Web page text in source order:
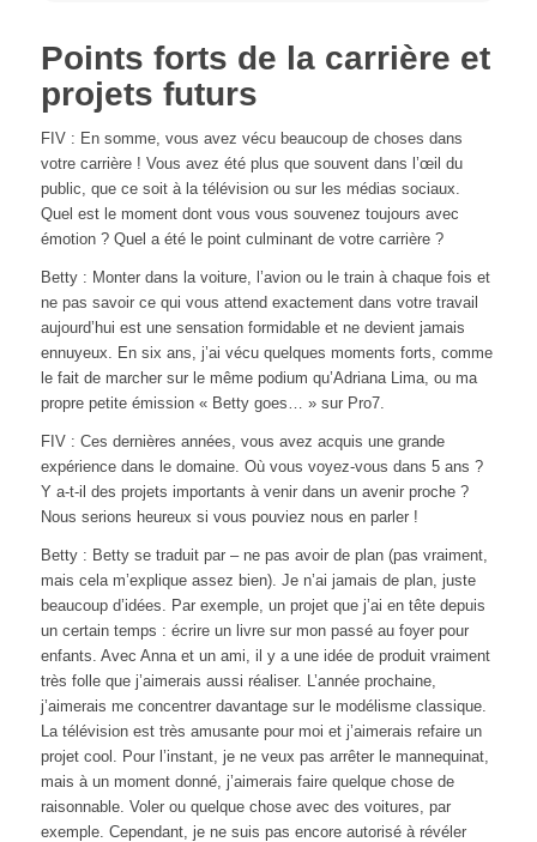
Points forts de la carrière et
projets futurs
FIV : En somme, vous avez vécu beaucoup de choses dans
votre carrière ! Vous avez été plus que souvent dans l’œil du
public, que ce soit à la télévision ou sur les médias sociaux.
Quel est le moment dont vous vous souvenez toujours avec
émotion ? Quel a été le point culminant de votre carrière ?
Betty : Monter dans la voiture, l’avion ou le train à chaque fois et
ne pas savoir ce qui vous attend exactement dans votre travail
aujourd’hui est une sensation formidable et ne devient jamais
ennuyeux.
En six ans, j’ai vécu quelques moments forts, comme
le fait de marcher sur le même podium qu’Adriana Lima, ou ma
propre petite émission « Betty goes… » sur Pro7.
FIV : Ces dernières années, vous avez acquis une grande
expérience dans le domaine. Où vous voyez-vous dans 5 ans ?
Y a-t-il des projets importants à venir dans un avenir proche ?
Nous serions heureux si vous pouviez nous en parler !
Betty : Betty se traduit par – ne pas avoir de plan (pas vraiment,
mais cela m’explique assez bien). Je n’ai jamais de plan, juste
beaucoup d’idées.
Par exemple, un projet que j’ai en tête depuis
un certain temps : écrire un livre sur mon passé au foyer pour
enfants. Avec Anna et un ami, il y a une idée de produit vraiment
très folle que j’aimerais aussi réaliser.
L’année prochaine,
j’aimerais me concentrer davantage sur le modélisme classique.
La télévision est très amusante pour moi et j’aimerais refaire un
projet cool.
Pour l’instant, je ne veux pas arrêter le mannequinat,
mais à un moment donné, j’aimerais faire quelque chose de
raisonnable. Voler ou quelque chose avec des voitures, par
exemple. Cependant, je ne suis pas encore autorisé à révéler